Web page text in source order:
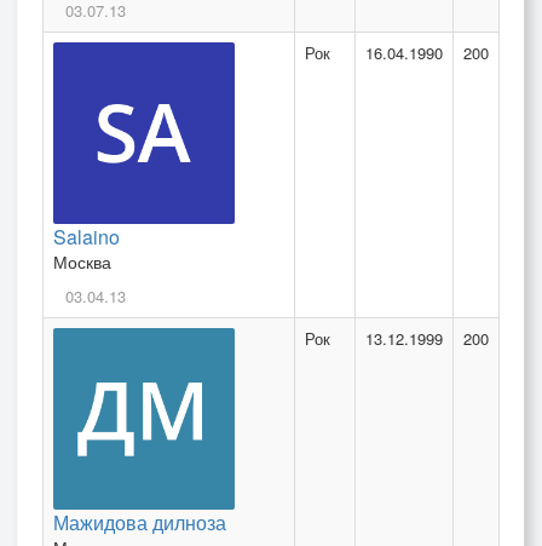
03.07.13
Salaino
Москва
03.04.13
Рок 16.04.1990 200
Мажидова дилноза
Рок 13.12.1999 200